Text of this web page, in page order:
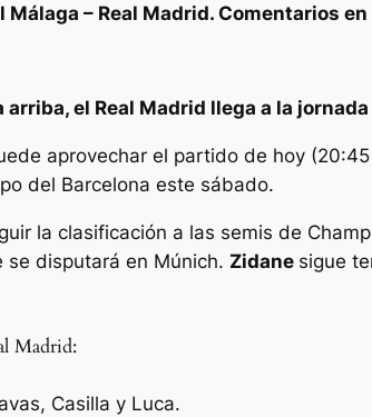
Málaga – Real Madrid. Comentarios
arriba, el Real Madrid llega a la
aprovechar el partido de hoy
del Barcelona este sábado.
la clasificación a las semis de
disputará en Múnich. Zidane sigue
Madrid:
Casilla y Luca.